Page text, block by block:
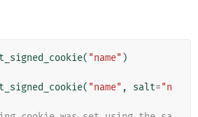
( "name" )
( "name" , salt="n